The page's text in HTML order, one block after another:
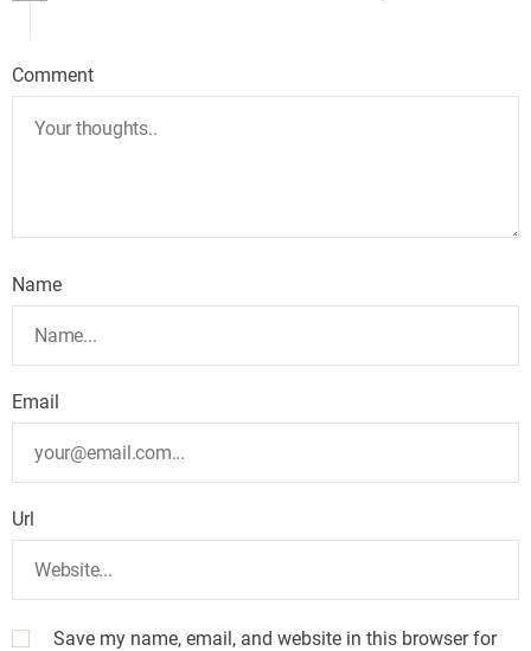
Comment
Name
Email
Url
Save my name, email, and website in this browser for